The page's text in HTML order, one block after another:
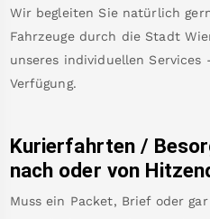
Wir begleiten Sie natürlich
Fahrzeuge durch die Stadt
unseres individuellen
Verfügung.
Kurierfahrten /
nach oder von
Muss ein Packet, Brief oder